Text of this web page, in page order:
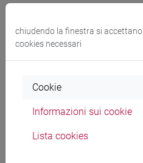
Materiali didattici
chiudendo la finestra si
cookies necessari
Cookie
Informazioni sui cookie
Lista cookies